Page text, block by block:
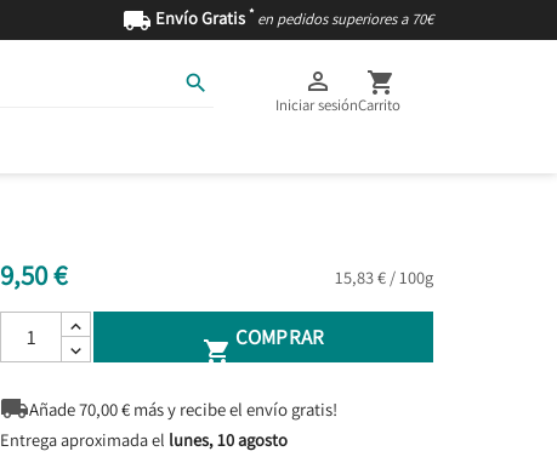
 Envío Gratis * en pedidos superiores a 70€
 
Iniciar sesión

Carrito
9,50 € 15,83 € / 100g
 COMPRAR
Añade70,00€ más y recibe el envío gratis!
Entrega aproximada el lunes, 10 agosto